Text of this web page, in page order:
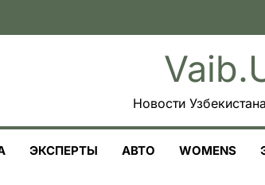
Новости
ЭКСПЕРТЫ АВТО WOMENS